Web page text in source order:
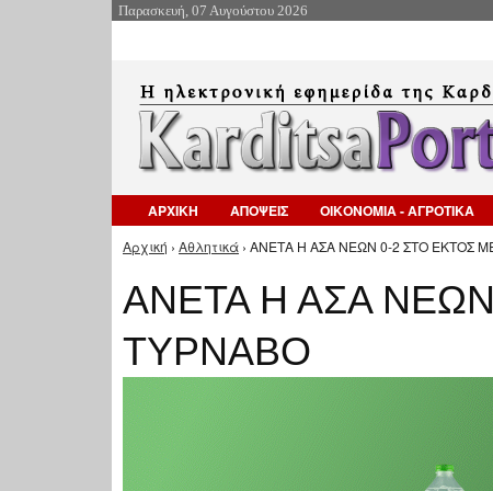
Παρασκευή, 07 Αυγούστου 2026
ΑΡΧΙΚΗ ΑΠΟΨΕΙΣ ΟΙΚΟΝΟΜΙΑ - ΑΓΡΟΤΙΚΑ
Είστε εδώ
Αρχική › Αθλητικά › ΑΝΕΤΑ Η ΑΣΑ ΝΕΩΝ 0-2 ΣΤΟ ΕΚΤΟΣ
ΑΝΕΤΑ Η ΑΣΑ
ΤΥΡΝΑΒΟ